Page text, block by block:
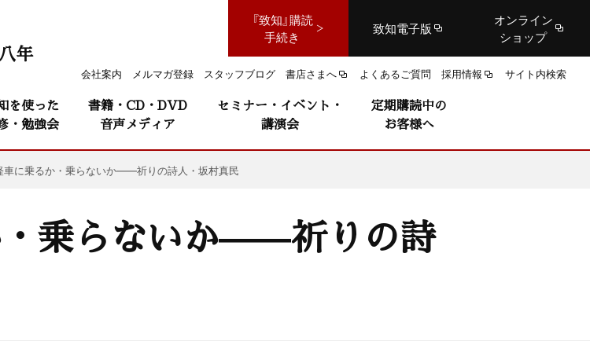
『致知』購読
手続き
致知電子版
オンライン
ショップ
会社案内 メルマガ登録 スタッフブログ 書店さまへ よくあるご質問 採用情報 サイト内検索
年
を使った
・勉強会
書籍・CD・DVD
音声メディア
セミナー・イベント・
講演会
定期購読中の
お客様へ
車に乗るか・乗らないか——祈りの詩人・坂村真民
乗らないか——祈りの詩